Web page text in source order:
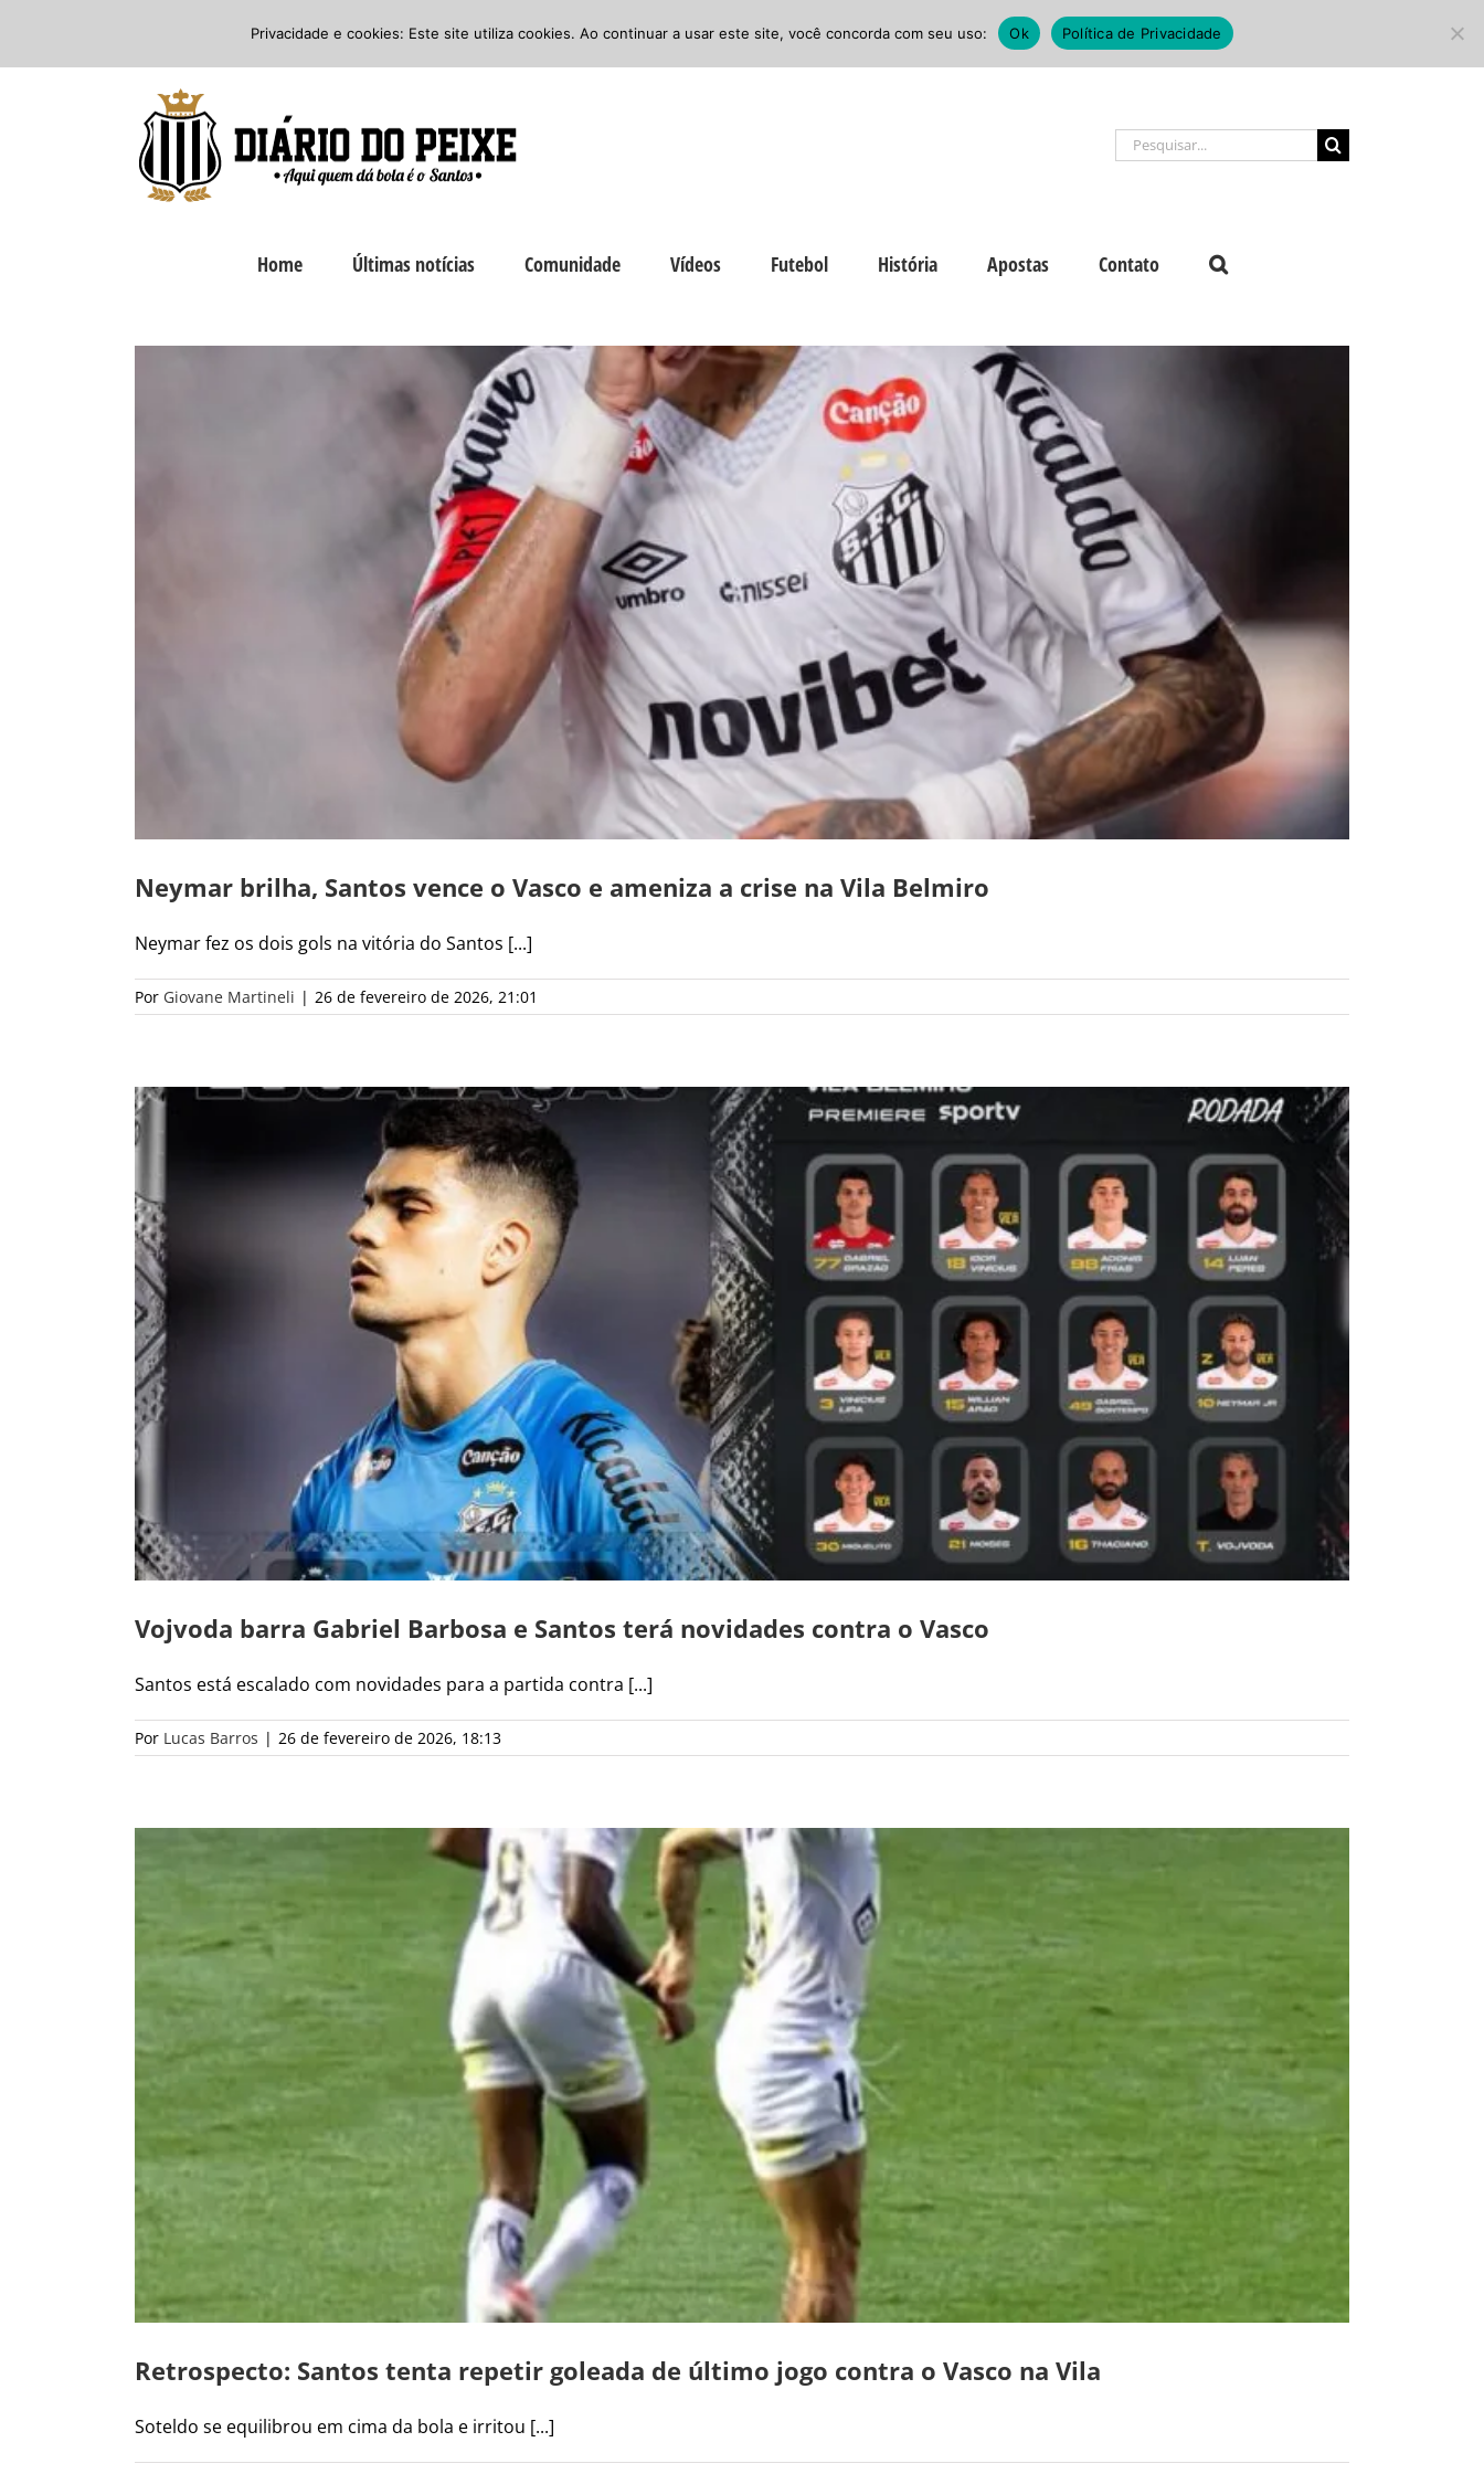
o
Facebook
Instagram
Buscar
resultados
Home Últimas notícias Comunidade Vídeos Futebol História Apostas Contato
Neymar brilha, Santos vence o Vasco e ameniza a crise na Vila Belmiro
Neymar fez os dois gols na vitória do Santos [...]
Por Giovane Martineli | 26 de fevereiro de 2026, 21:01
Vojvoda barra Gabriel Barbosa e Santos terá novidades contra o Vasco
Santos está escalado com novidades para a partida contra [...]
Por Lucas Barros | 26 de fevereiro de 2026, 18:13
Retrospecto: Santos tenta repetir goleada de último jogo contra o Vasco na Vila
Soteldo se equilibrou em cima da bola e irritou [...]
Privacidade e cookies: Este site utiliza cookies. Ao continuar a usar este site, você concorda com seu uso: Ok Política de Privacidade